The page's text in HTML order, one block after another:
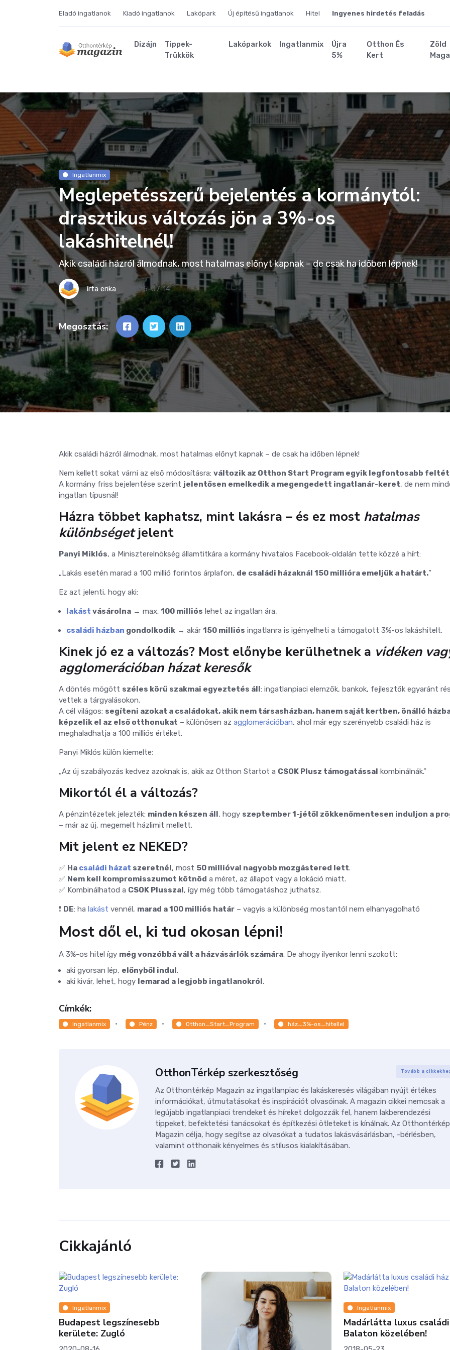
Eladó ingatlanok Kiadó ingatlanok Lakópark Új építésű ingatlanok Hitel Ingyenes hirdetés feladás
Dizájn
Tippek-
Trükkök
Lakóparkok Ingatlanmix
Újra
5%
Otthon És
Kert
Zöld
Ingatlanmix
Meglepetésszerű bejelentés a kormánytól:
drasztikus változás jön a 3%-os
lakáshitelnél!
Akik családi házról álmodnak, most hatalmas előnyt kapnak – de csak ha időben lépnek!
írta erika 2025-07-14
Megosztás:
Akik családi házról álmodnak, most hatalmas előnyt kapnak – de csak ha időben lépnek!
Nem kellett sokat várni az első módosításra: változik az Otthon Start Program egyik legfontosabb
A kormány friss bejelentése szerint jelentősen emelkedik a megengedett ingatlanár-keret, de nem
ingatlan típusnál!
Házra többet kaphatsz, mint lakásra – és ez most hatalmas
különbségetjelent
Panyi Miklós, a Miniszterelnökség államtitkára a kormány hivatalos Facebook-oldalán tette közzé a hírt:
„Lakás esetén marad a 100 millió forintos árplafon, de családi házaknál 150 millióra emeljük a határt.”
Ez azt jelenti, hogy aki:
lakást vásárolna → max. 100 milliós lehet az ingatlan ára,
családi házban gondolkodik → akár 150 milliós ingatlanra is igényelheti a támogatott 3%-os lakáshitelt.
Kinek jó ez a változás? Most előnybe kerülhetnek a vidéken
agglomerációban házat keresők
A döntés mögött széles körű szakmai egyeztetés áll: ingatlanpiaci elemzők, bankok, fejlesztők egyaránt
vettek a tárgyalásokon.
A cél világos: segíteni azokat a családokat, akik nem társasházban, hanem saját kertben, önálló
képzelik el az első otthonukat – különösen az agglomerációban, ahol már egy szerényebb családi ház is
meghaladhatja a 100 milliós értéket.
Panyi Miklós külön kiemelte:
„Az új szabályozás kedvez azoknak is, akik az Otthon Startot a CSOK Plusz támogatással kombinálnák.”
Mikortól él a változás?
A pénzintézetek jelezték: minden készen áll, hogy szeptember 1-jétől zökkenőmentesen induljon a
– már az új, megemelt házlimit mellett.
Mit jelent ez NEKED?
✅ Ha családi házat szeretnél, most 50 millióval nagyobb mozgástered lett.
✅ Nem kell kompromisszumot kötnöd a méret, az állapot vagy a lokáció miatt.
✅ Kombinálhatod a CSOK Plusszal, így még több támogatáshoz juthatsz.
❗ DE: ha lakást vennél, marad a 100 milliós határ – vagyis a különbség mostantól nem elhanyagolható
Most dől el, ki tud okosan lépni!
A 3%-os hitel így még vonzóbbá vált a házvásárlók számára. De ahogy ilyenkor lenni szokott:
aki gyorsan lép, előnyből indul.
aki kivár, lehet, hogy lemarad a legjobb ingatlanokról.
Címkék:
Ingatlanmix Pénz Otthon_Start_Program ház_3%-os_hitellel
OtthonTérkép szerkesztőség Tovább a
Az Otthontérkép Magazin az ingatlanpiac és lakáskeresés világában nyújt értékes
információkat, útmutatásokat és inspirációt olvasóinak. A magazin cikkei nemcsak a
legújabb ingatlanpiaci trendeket és híreket dolgozzák fel, hanem lakberendezési
tippeket, befektetési tanácsokat és építkezési ötleteket is kínálnak. Az Otthontérkép
Magazin célja, hogy segítse az olvasókat a tudatos lakásvásárlásban, -bérlésben,
valamint otthonaik kényelmes és stílusos kialakításában.
Cikkajánló
Ingatlanmix
Budapest legszínesebb
kerülete: Zugló
Ingatlanmix
Madárlátta luxus családi
Balaton közelében!